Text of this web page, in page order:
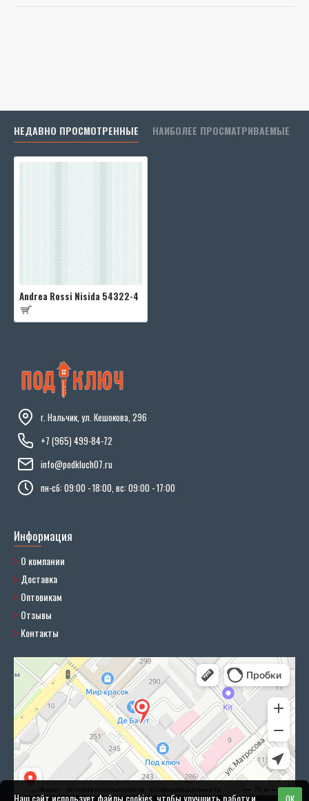
НЕДАВНО ПРОСМОТРЕННЫЕ НАИБОЛЕЕ ПРОСМАТРИВАЕМЫЕ
Andrea Rossi Nisida 54322-4
г. Нальчик, ул. Кешокова, 296
+7 (965) 499-84-72
info@podkluch07.ru
пн-сб: 09:00 - 18:00, вс: 09:00 - 17:00
Информация
О компании
Доставка
Оптовикам
Отзывы
Контакты
Наш сайт использует файлы cookies, чтобы улучшить работу и